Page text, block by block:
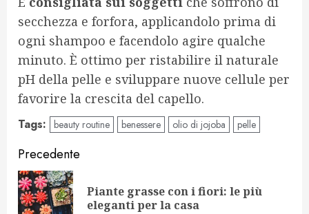
secchezza e forfora, applicandolo prima di
ogni shampoo e facendolo agire qualche
minuto. È ottimo per ristabilire il naturale
pH della pelle e sviluppare nuove cellule per
favorire la crescita del capello.
Tags: beauty routine benessere olio di jojoba pelle
Navigazione
articolo
Precedente
Piante grasse con i fiori: le più
eleganti per la casa